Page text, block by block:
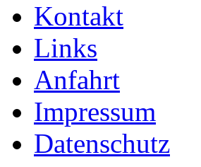
Kontakt
Links
Anfahrt
Impressum
Datenschutz